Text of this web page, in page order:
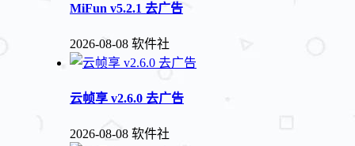
MiFun v5.2.1 去广告
2026-08-08 软件社
云帧享 v2.6.0 去广告
2026-08-08 软件社